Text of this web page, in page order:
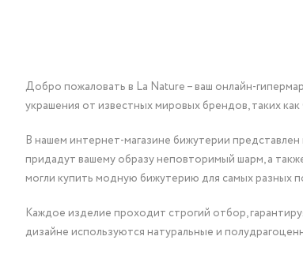
Добро пожаловать в La Nature – ваш онлайн-
украшения от известных мировых брендов, таких
В нашем интернет-магазине бижутерии
придадут вашему образу неповторимый шарм, а
могли купить модную бижутерию для самых разных
Каждое изделие проходит строгий отбор,
дизайне используются натуральные и